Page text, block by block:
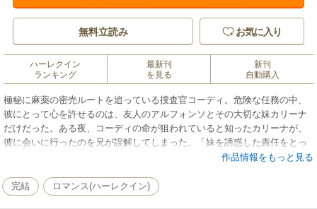
無料立読み お気に入り
ハーレクイン
ランキング
最新刊
を見る
新刊
自動購入
極秘に麻薬の密売ルートを追っている捜査官コーディ。危険な任務の中、
彼にとって心を許せるのは、友人のアルフォンソとその大切な妹カリーナ
だけだった。ある夜、コーディの命が狙われていると知ったカリーナが、
彼に会いに行ったのを兄が誤解してしまった。「妹を誘惑した責任をとっ
作品情報をもっと見る
完結 ロマンス(ハーレクイン)